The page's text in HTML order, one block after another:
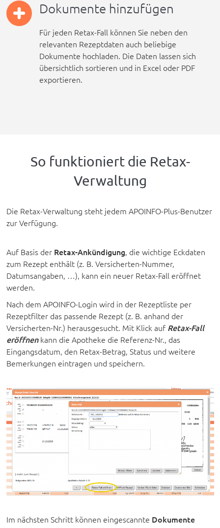
Dokumente hinzufügen
Für jeden Retax-Fall können Sie neben den
relevanten Rezeptdaten auch beliebige
Dokumente hochladen. Die Daten lassen sich
übersichtlich sortieren und in Excel oder PDF
exportieren.
So funktioniert die Retax-
Verwaltung
Die Retax-Verwaltung steht jedem APOINFO-Plus-Benutzer
zur Verfügung.
Auf Basis der Retax-Ankündigung, die wichtige Eckdaten
zum Rezept enthält (z. B. Versicherten-Nummer,
Datumsangaben, …), kann ein neuer Retax-Fall eröffnet
werden.
Nach dem APOINFO-Login wird in der Rezeptliste per
Rezeptfilter das passende Rezept (z. B. anhand der
Versicherten-Nr.) herausgesucht. Mit Klick auf Retax-Fall
eröffnenkann die Apotheke die Referenz-Nr., das
Eingangsdatum, den Retax-Betrag, Status und weitere
Bemerkungen eintragen und speichern.
Im nächsten Schritt können eingescannte Dokumente